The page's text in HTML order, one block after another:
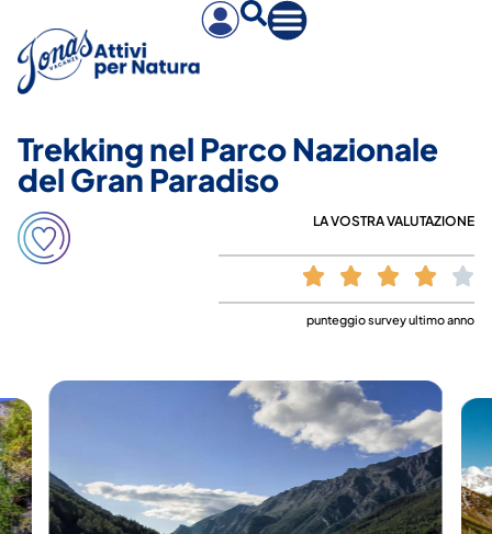
Trekking nel Parco Nazionale
del Gran Paradiso
LA VOSTRA VALUTAZIONE
punteggio survey ultimo anno